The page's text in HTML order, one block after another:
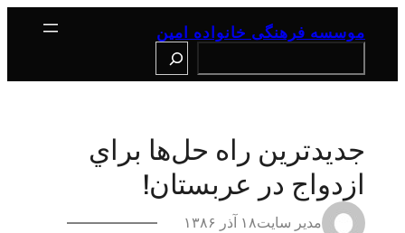
موسسه فرهنگی خانواده امین
جدیدترین راه حل‌ها براي
ازدواج در عربستان!
مدیر سایت۱۸ آذر ۱۳۸۶